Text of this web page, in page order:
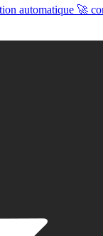
automatique 🚀